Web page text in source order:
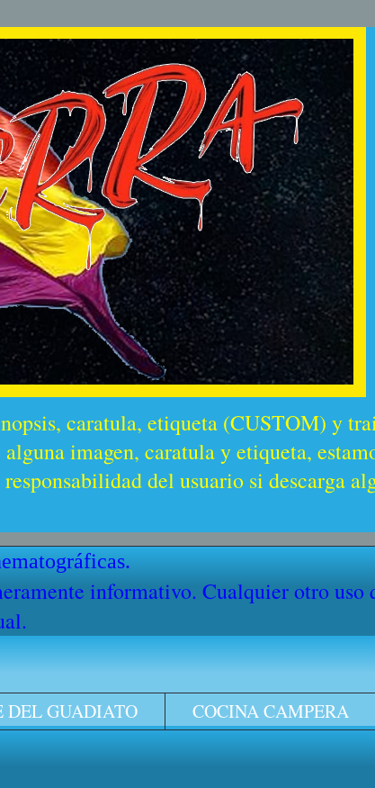
caratula, etiqueta (CUSTOM) y
imagen, caratula y etiqueta,
del usuario si descarga
informativo. Cualquier otro uso
DEL GUADIATO
COCINA CAMPERA